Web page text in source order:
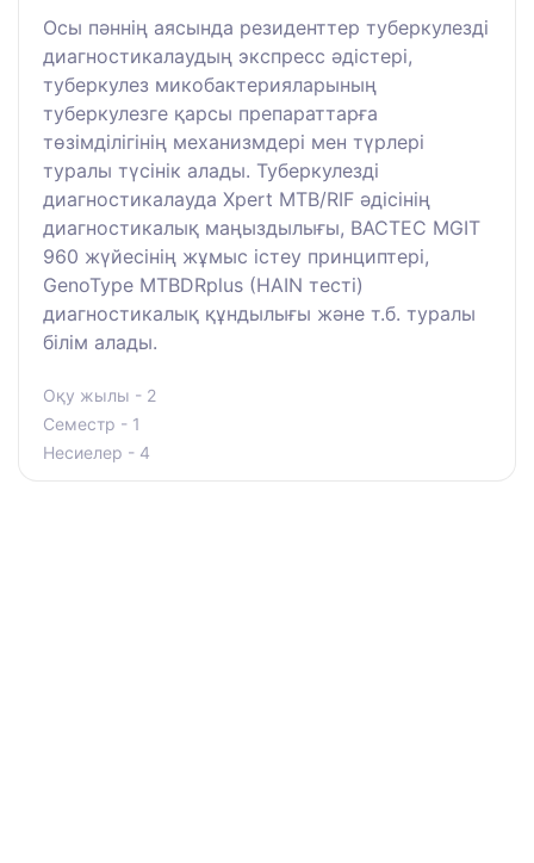
Осы пәннің аясында резиденттер туберкулезді
диагностикалаудың экспресс әдістері,
туберкулез микобактерияларының
туберкулезге қарсы препараттарға
төзімділігінің механизмдері мен түрлері
туралы түсінік алады. Туберкулезді
диагностикалауда Xpert MTB/RIF әдісінің
диагностикалық маңыздылығы, BACTEC MGIT
960 жүйесінің жұмыс істеу принциптері,
GenoType MTBDRplus (HAIN тесті)
диагностикалық құндылығы және т.б. туралы
білім алады.
Оқу жылы - 2
Семестр - 1
Несиелер - 4